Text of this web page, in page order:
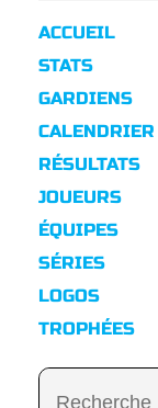
ACCUEIL
STATS
GARDIENS
CALENDRIER
RÉSULTATS
JOUEURS
ÉQUIPES
SÉRIES
LOGOS
TROPHÉES